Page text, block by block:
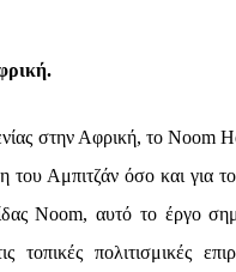
στην Αφρική, το Noom
του Αμπιτζάν όσο και για
Noom, αυτό το έργο
τοπικές πολιτισμικές